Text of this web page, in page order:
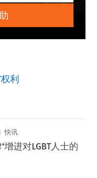
权利
快讯
增进对LGBT人士的